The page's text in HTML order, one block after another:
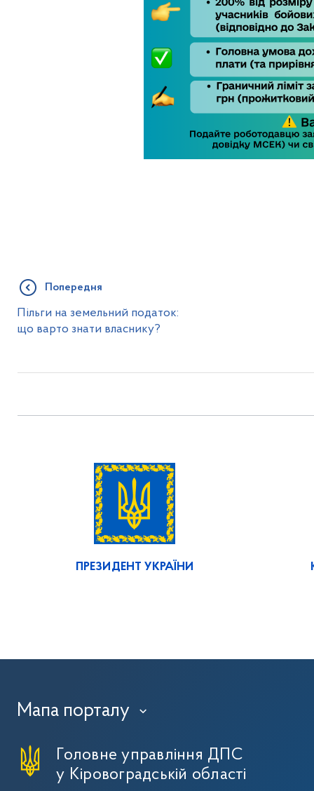
Попередня
Пільги на земельний податок:
що варто знати власнику?
ПРЕЗИДЕНТ УКРАЇНИ
Мапа порталу ›
Головне управління ДПС
у Кіровоградській області